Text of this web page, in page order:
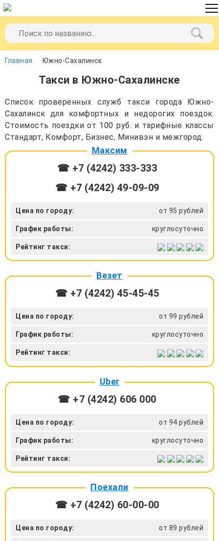
Главная Южно-Сахалинск
Такси в Южно-Сахалинске
Список проверенных служб такси города Южно-
Сахалинск для комфортных и недорогих поездок.
Стоимость поездки от 100 руб. и тарифные классы
Стандарт, Комфорт, Бизнес, Минивэн и межгород.
Максим
☎ +7 (4242) 333-333
☎ +7 (4242) 49-09-09
Цена по городу: от 95 рублей
График работы: круглосуточно
Рейтинг такси:
Везет
☎ +7 (4242) 45-45-45
Цена по городу: от 99 рублей
График работы: круглосуточно
Рейтинг такси:
Uber
☎ +7 (4242) 606 000
Цена по городу: от 94 рублей
График работы: круглосуточно
Рейтинг такси:
Поехали
☎ +7 (4242) 60-00-00
Цена по городу: от 89 рублей